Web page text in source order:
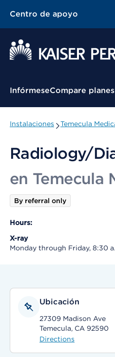
Centro de apoyo
Menú contextual
InfórmeseCompare planes
Instalaciones Temecula
Radiology/
en Temecula
By referral only
Hours:
X-ray
Monday through Friday, 8:30
Ubicación
27309 Madison Ave
Temecula, CA 92590
Directions